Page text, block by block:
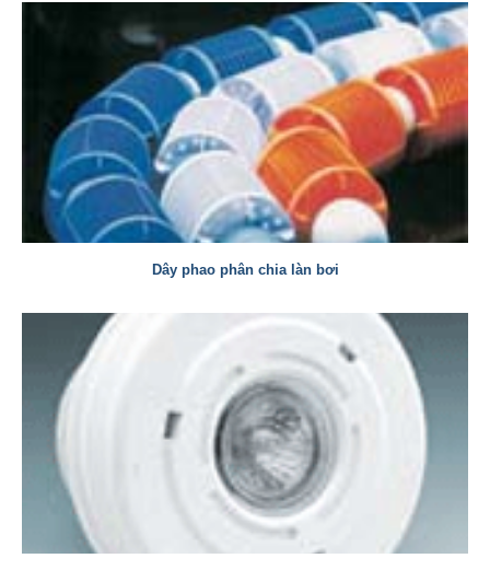
Dây phao phân chia làn bơi